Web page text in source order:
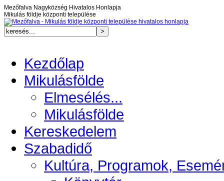
Mezőfalva Nagyközség Hivatalos Honlapja
Mikulás földje központi települése
Kezdőlap
Mikulásfölde
Elmesélés...
Mikulásfölde
Kereskedelem
Szabadidő
Kultúra, Programok,